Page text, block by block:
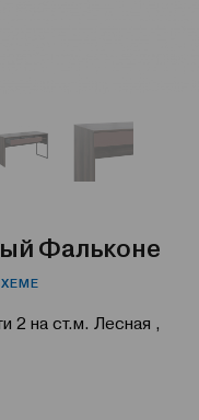
Фальконе
2 на ст.м. Лесная ,